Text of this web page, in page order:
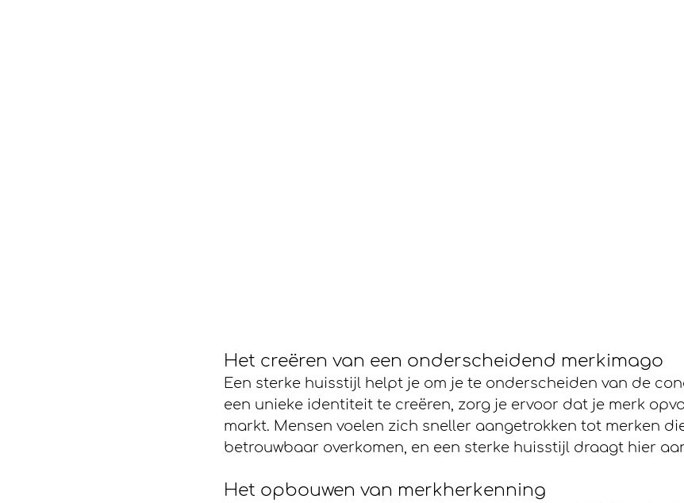
Het creëren van een onderscheidend merkimago
Een sterke huisstijl helpt je om je te onderscheiden van de
een unieke identiteit te creëren, zorg je ervoor dat je merk
markt. Mensen voelen zich sneller aangetrokken tot merken
betrouwbaar overkomen, en een sterke huisstijl draagt hier
Het opbouwen van merkherkenning